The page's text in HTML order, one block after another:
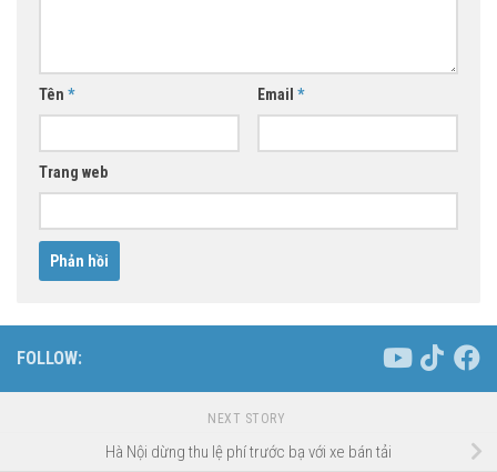
Tên * Email *
Trang web
FOLLOW:
NEXT STORY
Hà Nội dừng thu lệ phí trước bạ với xe bán tải